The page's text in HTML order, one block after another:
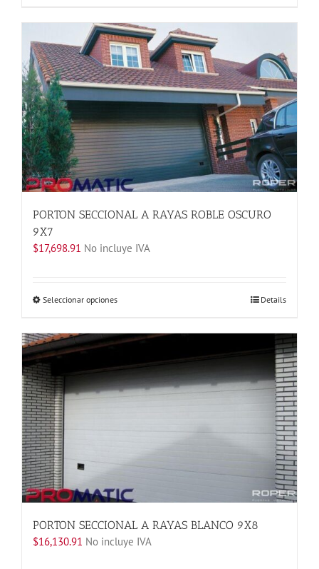
tiene
múltiples
variantes.
Las
opciones
se
elegir
en
la
página
de
producto
PORTON SECCIONAL A RAYAS ROBLE OSCURO
9X7
$17,698.91 No incluye IVA
Seleccionar opcionesEste
tiene
múltiples
variantes.
Las
opciones
página
de
producto
Details
PORTON SECCIONAL A RAYAS BLANCO 9X8
$16,130.91 No incluye IVA